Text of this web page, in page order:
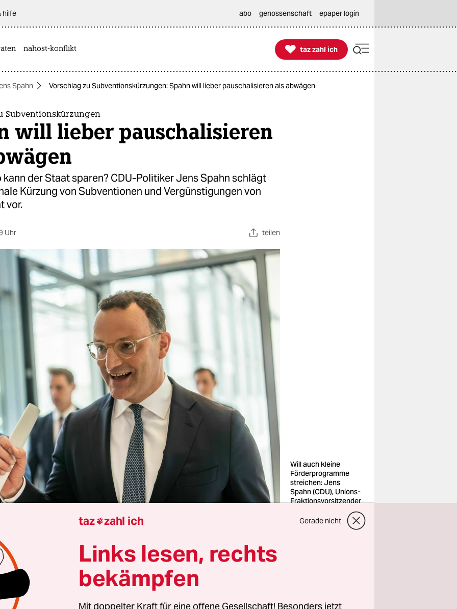
hilfe abo genossenschaft epaper login
nahost-konflikt 
taz zahl ich
taz zahl ich
Spahn Vorschlag zu Subventionskürzungen: Spahn will lieber pauschalisieren als abwägen
Subventionskürzungen
will lieber pauschalisieren
kann der Staat sparen? CDU-Politiker Jens Spahn schlägt
Kürzung von Subventionen und Vergünstigungen von
vor.
Uhr teilen
Will auch kleine
Förderprogramme
streichen: Jens
Spahn (CDU), Unions-
Fraktionsvorsitzender
Foto: Michael
Fraktionschef Jens Spahnhat sich für eine pauschale
Subventionen und Steuervergünstigungen zur
einer Steuerreform ausgesprochen.
taz zahl ich Gerade nicht
Links lesen, rechts
bekämpfen
Mit doppelter Kraft für eine offene Gesellschaft! Besonders jetzt